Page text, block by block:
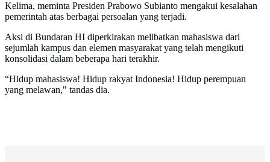
Kelima, meminta Presiden Prabowo Subianto mengakui kesalahan
pemerintah atas berbagai persoalan yang terjadi.
Aksi di Bundaran HI diperkirakan melibatkan mahasiswa dari
sejumlah kampus dan elemen masyarakat yang telah mengikuti
konsolidasi dalam beberapa hari terakhir.
“Hidup mahasiswa! Hidup rakyat Indonesia! Hidup perempuan
yang melawan," tandas dia.